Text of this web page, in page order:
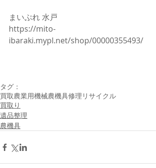
まいぷれ 水戸
https://mito-
ibaraki.mypl.net/shop/00000355493/
タグ：
買取農業用機械農機具修理 リサイクル
買取り
遺品整理
農機具